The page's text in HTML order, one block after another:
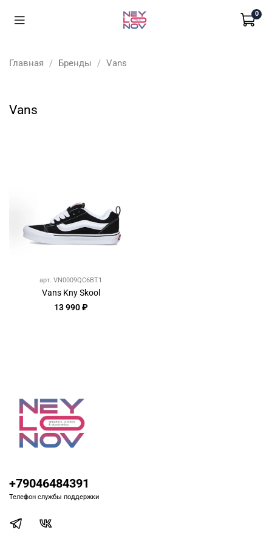
0
Главная Бренды Vans
Vans
арт.VN0009QC6BT1
Vans Kny Skool
13 990 ₽
+79046484391
Телефон службы поддержки